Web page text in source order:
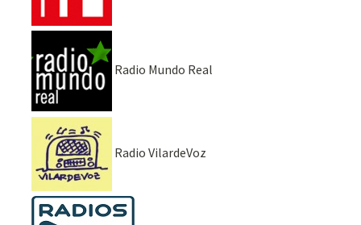
Radio Mundo Real
Radio VilardeVoz